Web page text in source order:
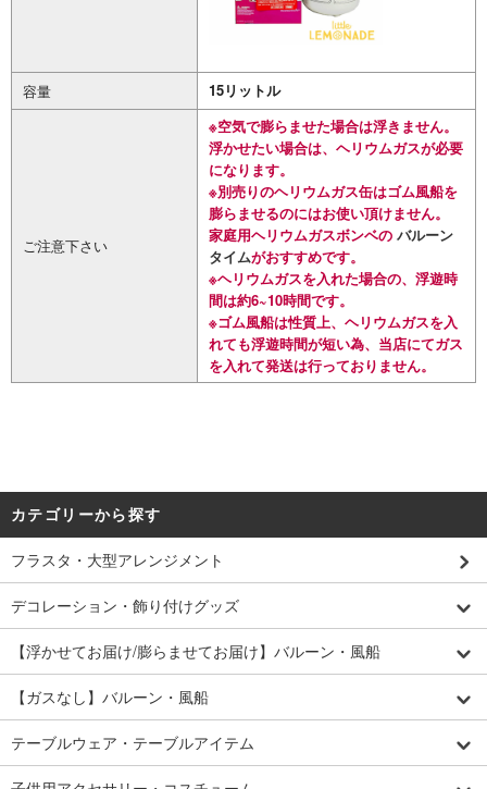
容量 15リットル
ご注意下さい
※空気で膨らませた場合は浮きません。
浮かせたい場合は、ヘリウムガスが必要
になります。
※別売りのヘリウムガス缶はゴム風船を
膨らませるのにはお使い頂けません。
家庭用ヘリウムガスボンベの バルーン
タイムがおすすめです。
※ヘリウムガスを入れた場合の、浮遊時
間は約6~10時間です。
※ゴム風船は性質上、ヘリウムガスを入
れても浮遊時間が短い為、当店にてガス
を入れて発送は行っておりません。
カテゴリーから探す
フラスタ・大型アレンジメント
デコレーション・飾り付けグッズ
【浮かせてお届け/膨らませてお届け】バルーン・風船
【ガスなし】バルーン・風船
テーブルウェア・テーブルアイテム